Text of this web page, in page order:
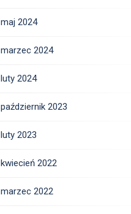
maj 2024
marzec 2024
luty 2024
październik 2023
luty 2023
kwiecień 2022
marzec 2022